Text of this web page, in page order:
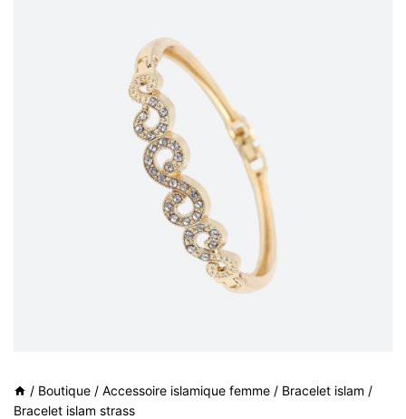
/ Boutique / Accessoire islamique femme / Bracelet islam /
Bracelet islam strass